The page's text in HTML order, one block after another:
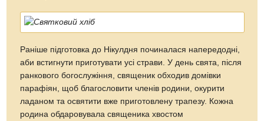
Раніше підготовка до Нікулдня починалася напередодні,
аби встигнути приготувати усі страви. У день свята, після
ранкового богослужіння, священик обходив домівки
парафіян, щоб благословити членів родини, окурити
ладаном та освятити вже приготовлену трапезу. Кожна
родина обдаровувала священика хвостом